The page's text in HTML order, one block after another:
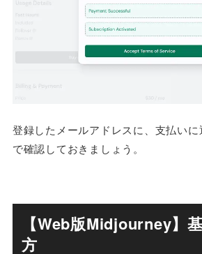
登録したメールアドレスに、支払い
で確認しておきましょう。
【Web版Midjourney】
方